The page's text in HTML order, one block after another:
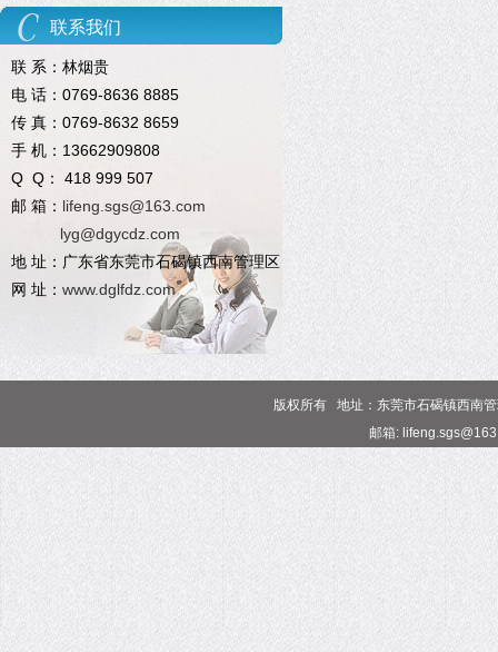
联系我们
联 系：林烟贵
电 话：0769-8636 8885
传 真：0769-8632 8659
手 机：13662909808
Q Q： 418 999 507
邮 箱： lifeng.sgs@163.com
lyg@dgycdz.com
地 址：广东省东莞市石碣镇西南管理区
网 址： www.dglfdz.com
版权所有 地址：东莞市石碣镇西南
邮箱: